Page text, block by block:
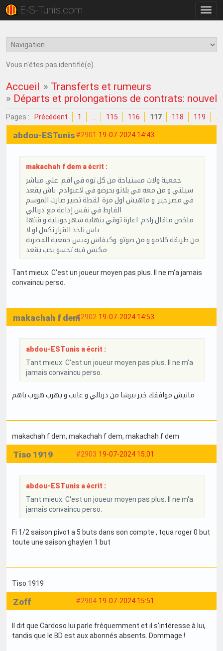
la
E-S-Tunis.com
Vous n'êtes pas identifié(e).
Accueil » Transferts et rumeurs
» Départs et prolongations de contrats:
Pages : Précédent 1 115 116 117 118 119
#2901 19-07-2024 14:43
abdou-ESTunis
makachah f dem a écrit :
جمعية ولات مستياحة من كل توه في افم علي مباشر
سيلتي و من معه في بلاتو بحرضو في لاعبوادم باش يقعد
في مصر خير و ماهيش اول مرة لقطة تصير صارت الموسم
الفارط في نفس إذاعة مع دربالي
ملخص ماقال زادم اعارة توقي بنهاية شهر جويلية و قتها
باش ناخذ القرار نكمل او لا
من طريقة كلامو و من صوتو وكيفاش رءيس جمعية المصرية
مكبش فيه تحسو يحب يقعد
Tant mieux. C'est un joueur moyen pas plus. Il ne m'a jamais
convaincu perso.
#2902 19-07-2024 14:53
makachah f dem
abdou-ESTunis a écrit :
Tant mieux. C'est un joueur moyen pas plus. Il ne m'a
jamais convaincu perso.
مانيش موافقك خير ببرشا من دربالي و عايب و يهرب هروب باهم
makachah f dem, makachah f dem, makachah f dem
#2903 19-07-2024 15:01
Tiso 1919
abdou-ESTunis a écrit :
Tant mieux. C'est un joueur moyen pas plus. Il ne m'a
jamais convaincu perso.
Fi 1/2 saison pivot a 5 buts dans son compte , tqua roger 0 but
toute une saison ghaylen 1 but
Tiso 1919
#2904 19-07-2024 15:51
Zoff
Il dit que Cardoso lui parle fréquemment et il s'intéresse à lui,
tandis que le BD est aux abonnés absents. Dommage !